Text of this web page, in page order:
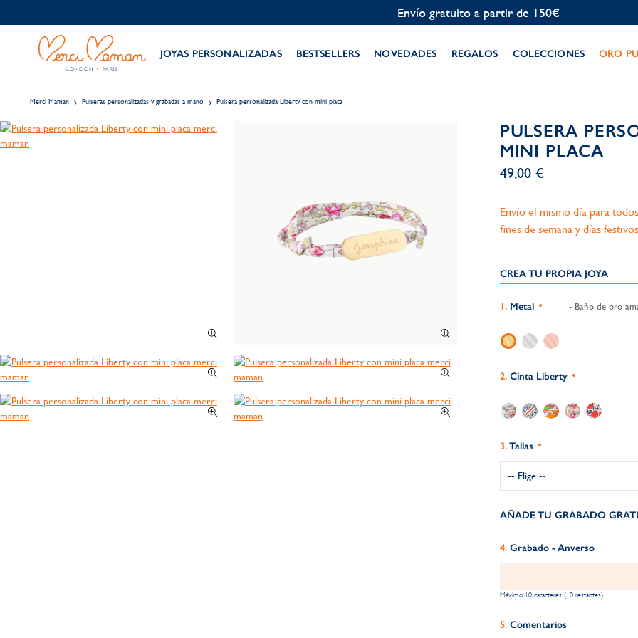
Personalización gratuita
JOYAS PERSONALIZADAS BESTSELLERS NOVEDADES REGALOS COLECCIONES ORO
Merci Maman Pulseras personalizadas y grabadas a mano Pulsera personalizada Liberty con mini placa
PULSERA
MINI PLACA
49,00 €
Envío el mismo día para
fines de semana y días
CREA TU PROPIA JOYA
Metal - Baño de oro
Cinta Liberty
Tallas
AÑADE TU GRABADO
Grabado - Anverso
Máximo 10 caracteres (10 restantes)
Comentarios